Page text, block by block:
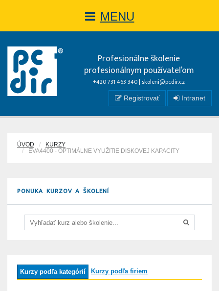
MENU
Profesionálne školenie
profesionálnym používateľom
+420 731 463 340 | skoleni@pcdir.cz
Registrovať Intranet
ÚVOD
KURZY
EVA4400 - OPTIMÁLNE VYUŽITIE DISKOVEJ KAPACITY
PONUKA KURZOV A ŠKOLENÍ
Kurzy podľa kategórií Kurzy podľa firiem